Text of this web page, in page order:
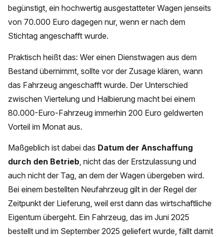
begünstigt, ein hochwertig ausgestatteter Wagen jenseits
von 70.000 Euro dagegen nur, wenn er nach dem
Stichtag angeschafft wurde.
Praktisch heißt das: Wer einen Dienstwagen aus dem
Bestand übernimmt, sollte vor der Zusage klären, wann
das Fahrzeug angeschafft wurde. Der Unterschied
zwischen Viertelung und Halbierung macht bei einem
80.000-Euro-Fahrzeug immerhin 200 Euro geldwerten
Vorteil im Monat aus.
Maßgeblich ist dabei das Datum der Anschaffung
durch den Betrieb, nicht das der Erstzulassung und
auch nicht der Tag, an dem der Wagen übergeben wird.
Bei einem bestellten Neufahrzeug gilt in der Regel der
Zeitpunkt der Lieferung, weil erst dann das wirtschaftliche
Eigentum übergeht. Ein Fahrzeug, das im Juni 2025
bestellt und im September 2025 geliefert wurde, fällt damit